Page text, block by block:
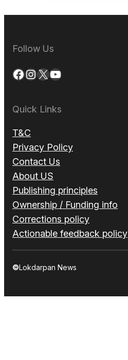
Follow Us
Facebook InstagramX YouTube
Quick Links
T&C
Privacy Policy
Contact Us
About US
Publishing principles
Ownership / Funding info
Corrections policy
Actionable feedback policy
©Lokdarpan News